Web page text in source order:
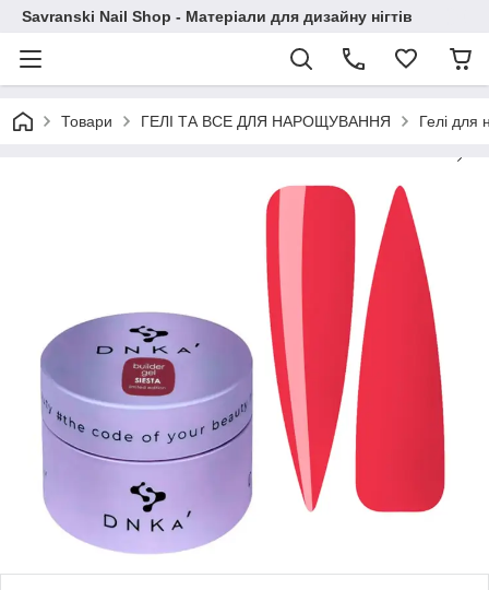
Savranski Nail Shop - Матеріали для дизайну нігтів
Товари ГЕЛІ ТА ВСЕ ДЛЯ НАРОЩУВАННЯ Гелі для